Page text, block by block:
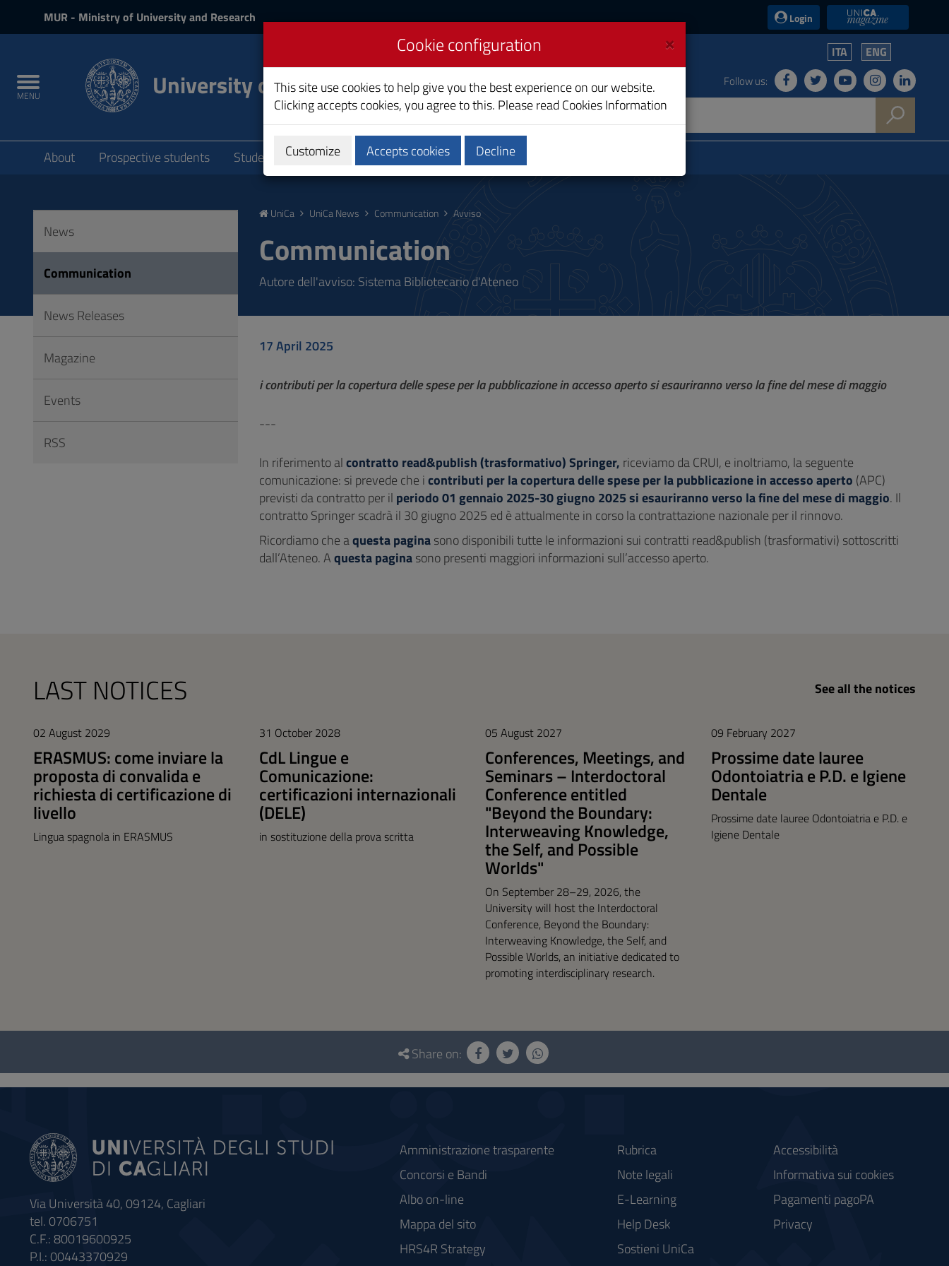
Footer
MUR - Ministry of University and Research Login UniCA News
Toggle
navigation
MENU University of Cagliari
ITA ENG
Follow us:
Submenu
About Prospective students Students Postgraduate Research Society and territory
UniCa UniCa News Communication Avviso
Communication
Autore dell'avviso: Sistema Bibliotecario d'Ateneo
17 April 2025
i contributi per la copertura delle spese per la pubblicazione in accesso aperto si esauriranno verso la fine del mese di maggio
---
In riferimento alcontratto read&publish (trasformativo) Springer, riceviamo da CRUI, e inoltriamo, la seguente
comunicazione: si prevede che icontributi per la copertura delle spese per la pubblicazione in accesso aperto (APC)
previsti da contratto per il periodo 01 gennaio 2025-30 giugno 2025 si esauriranno verso la fine del mese di maggio. Il
contratto Springer scadrà il 30 giugno 2025 ed è attualmente in corso la contrattazione nazionale per il rinnovo.
Ricordiamo che aquesta paginasono disponibili tutte le informazioni sui contratti read&publish (trasformativi) sottoscritti
dall’Ateneo. Aquesta paginasono presenti maggiori informazioni sull’accesso aperto.
News
Communication
News Releases
Magazine
Events
RSS
LAST NOTICES See all the notices
02 August 2029
ERASMUS: come inviare la
proposta di convalida e
richiesta di certificazione di
livello
Lingua spagnola in ERASMUS
31 October 2028
CdL Lingue e
Comunicazione:
certificazioni internazionali
(DELE)
in sostituzione della prova scritta
05 August 2027
Conferences, Meetings, and
Seminars – Interdoctoral
Conference entitled
"Beyond the Boundary:
Interweaving Knowledge,
the Self, and Possible
Worlds"
On September 28–29, 2026, the
University will host the Interdoctoral
Conference, Beyond the Boundary:
Interweaving Knowledge, the Self, and
Possible Worlds, an initiative dedicated to
promoting interdisciplinary research.
09 February 2027
Prossime date lauree
Odontoiatria e P.D. e Igiene
Dentale
Prossime date lauree Odontoiatria e P.D. e
Igiene Dentale
Questionnaire
social
Share on:
Via Università 40, 09124, Cagliari
tel. 0706751
C.F.: 80019600925
P.I.: 00443370929
Amministrazione trasparente
Concorsi e Bandi
Albo on-line
Mappa del sito
HRS4R Strategy
Rubrica
Note legali
E-Learning
Help Desk
Sostieni UniCa
Accessibilità
Informativa sui cookies
Pagamenti pagoPA
Privacy
×
Cookie configuration
This site use cookies to help give you the best experience on our website.
Clicking accepts cookies, you agree to this. Please read Cookies Information
Customize Accepts cookies Decline